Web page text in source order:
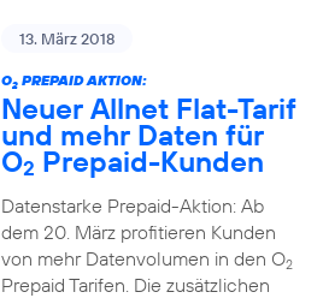
13. März 2018
O2PREPAID AKTION:
Neuer Allnet Flat-Tarif
und mehr Daten für
O2 Prepaid-Kunden
Datenstarke Prepaid-Aktion: Ab
dem 20. März profitieren Kunden
von mehr Datenvolumen in den O2
Prepaid Tarifen. Die zusätzlichen